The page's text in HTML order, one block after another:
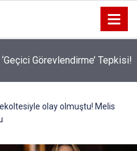
Görevlendirme’ Tepkisi!
Şikayetini Hafife Almayın!
olay olmuştu! Melis